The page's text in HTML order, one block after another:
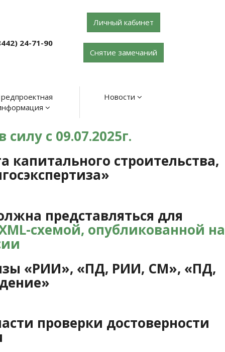
24-71-90
Личный кабинет
Снятие замечаний
Новости
с 09.07.2025г.
строительства,
представляться для
схемой, опубликованной на
«РИИ», «ПД, РИИ, СМ», «ПД,
проверки достоверности